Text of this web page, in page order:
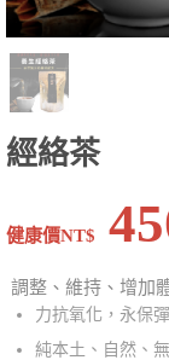
經絡茶
健康價NT$
調整、維持、增加
力抗氧化，永保
純本土、自然、